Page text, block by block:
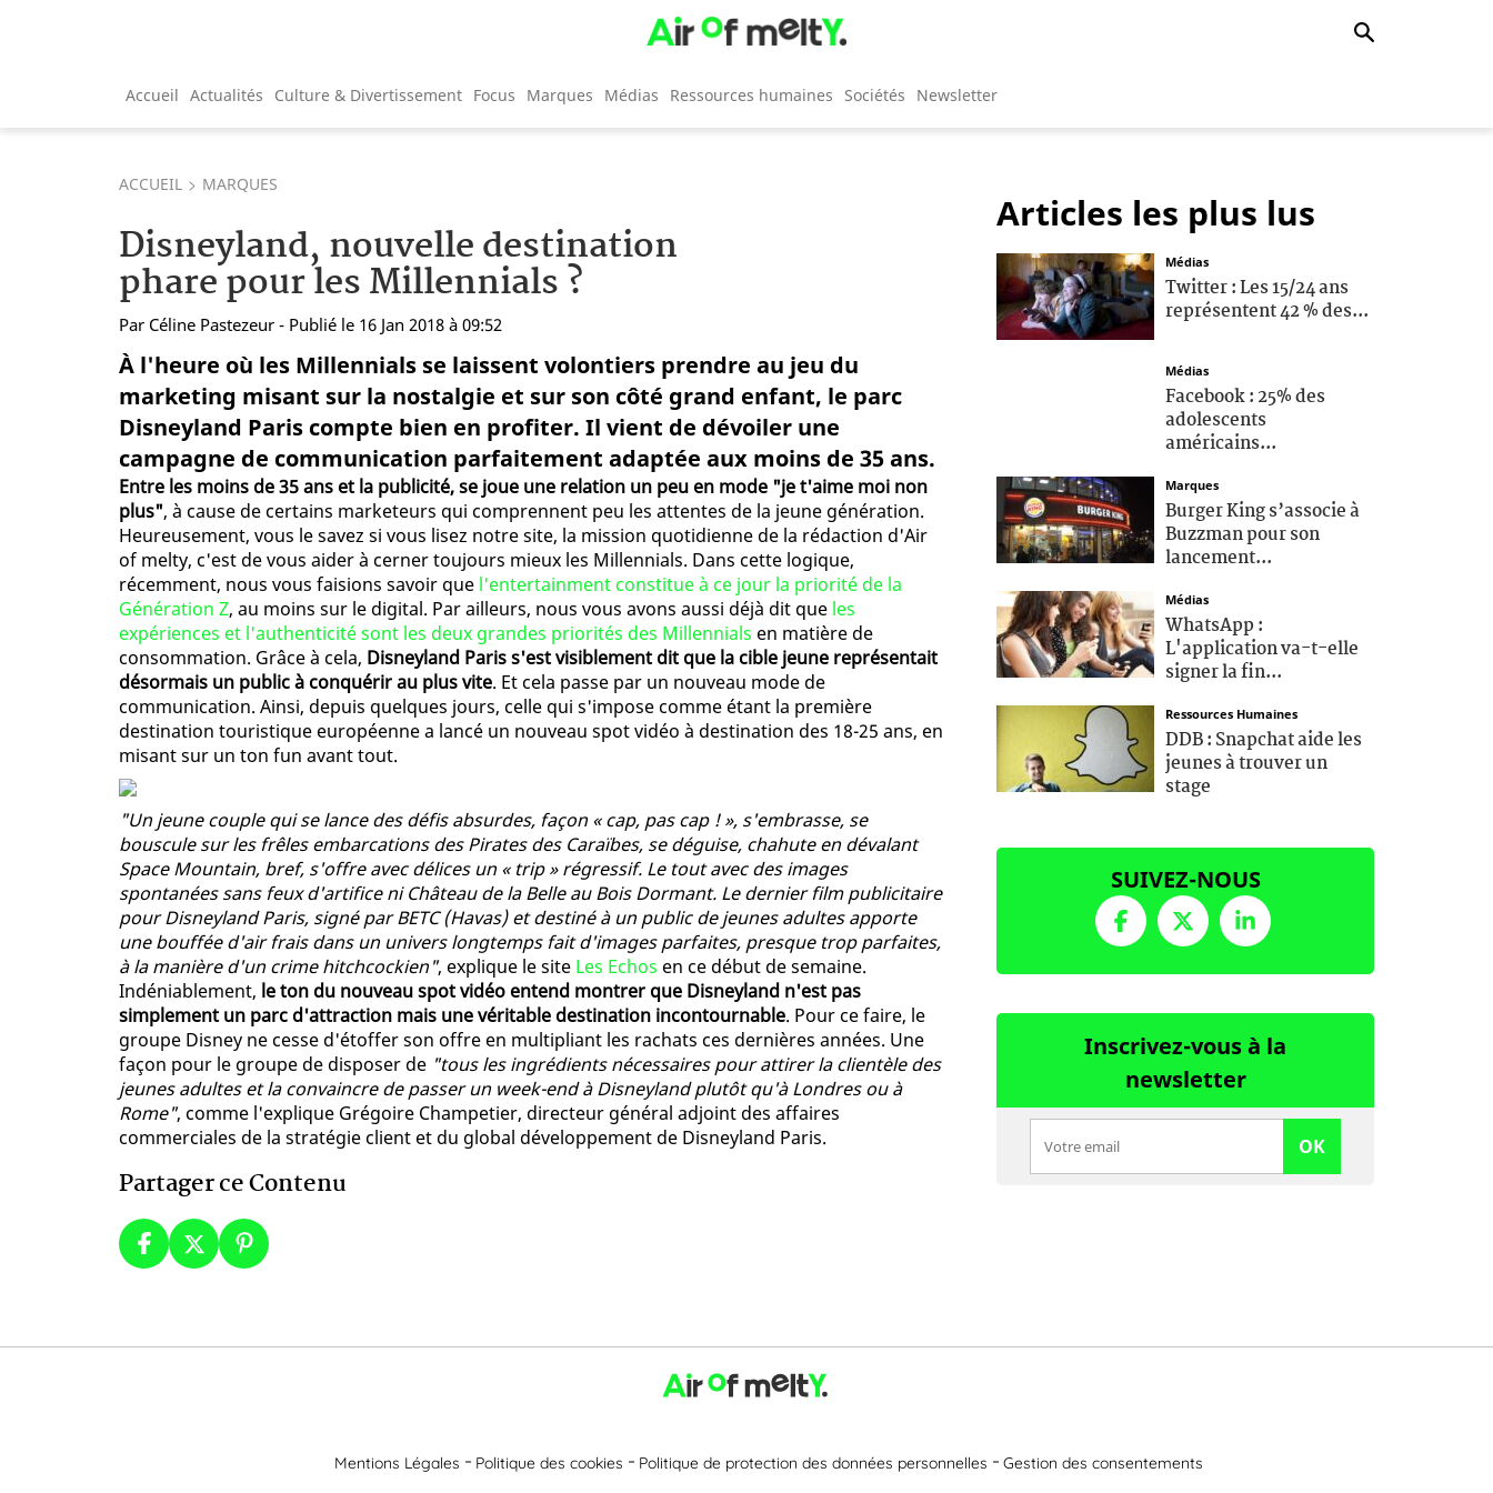
Accueil Actualités Culture & Divertissement Focus Marques Médias Ressources humaines Sociétés Newsletter
ACCUEIL MARQUES
Disneyland, nouvelle destination
phare pour les Millennials ?
Par Céline Pastezeur - Publié le 16 Jan 2018 à 09:52
À l'heure où les Millennials se laissent volontiers prendre au jeu du
marketing misant sur la nostalgie et sur son côté grand enfant, le parc
Disneyland Paris compte bien en profiter. Il vient de dévoiler une
campagne de communication parfaitement adaptée aux moins de 35 ans.
Entre les moins de 35 ans et la publicité, se joue une relation un peu en mode "je t'aime moi non
plus", à cause de certains marketeurs qui comprennent peu les attentes de la jeune génération.
Heureusement, vous le savez si vous lisez notre site, la mission quotidienne de la rédaction d'Air
of melty, c'est de vous aider à cerner toujours mieux les Millennials. Dans cette logique,
récemment, nous vous faisions savoir que l'entertainment constitue à ce jour la priorité de la
Génération Z, au moins sur le digital. Par ailleurs, nous vous avons aussi déjà dit que les
expériences et l'authenticité sont les deux grandes priorités des Millennials en matière de
consommation. Grâce à cela, Disneyland Paris s'est visiblement dit que la cible jeune représentait
désormais un public à conquérir au plus vite. Et cela passe par un nouveau mode de
communication. Ainsi, depuis quelques jours, celle qui s'impose comme étant la première
destination touristique européenne a lancé un nouveau spot vidéo à destination des 18-25 ans, en
misant sur un ton fun avant tout.
"Un jeune couple qui se lance des défis absurdes, façon « cap, pas cap ! », s'embrasse, se
bouscule sur les frêles embarcations des Pirates des Caraïbes, se déguise, chahute en dévalant
Space Mountain, bref, s'offre avec délices un « trip » régressif. Le tout avec des images
spontanées sans feux d'artifice ni Château de la Belle au Bois Dormant. Le dernier film publicitaire
pour Disneyland Paris, signé par BETC (Havas) et destiné à un public de jeunes adultes apporte
une bouffée d'air frais dans un univers longtemps fait d'images parfaites, presque trop parfaites,
à la manière d'un crime hitchcockien", explique le site Les Echos en ce début de semaine.
Indéniablement, le ton du nouveau spot vidéo entend montrer que Disneyland n'est pas
simplement un parc d'attraction mais une véritable destination incontournable. Pour ce faire, le
groupe Disney ne cesse d'étoffer son offre en multipliant les rachats ces dernières années. Une
façon pour le groupe de disposer de "tous les ingrédients nécessaires pour attirer la clientèle des
jeunes adultes et la convaincre de passer un week-end à Disneyland plutôt qu'à Londres ou à
Rome", comme l'explique Grégoire Champetier, directeur général adjoint des affaires
commerciales de la stratégie client et du global développement de Disneyland Paris.
Partager ce Contenu
Articles les plus lus
Médias
Twitter : Les 15/24 ans
représentent 42 % des...
Médias
Facebook : 25% des
adolescents
américains...
Marques
Burger King s’associe à
Buzzman pour son
lancement...
Médias
WhatsApp :
L'application va-t-elle
signer la fin...
Ressources Humaines
DDB : Snapchat aide les
jeunes à trouver un
stage
SUIVEZ-NOUS
Inscrivez-vous à la
newsletter
OK
Mentions Légales Politique des cookies Politique de protection des données personnelles Gestion des consentements